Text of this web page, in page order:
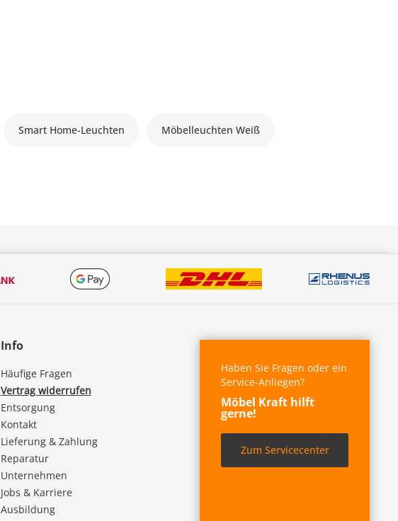
Smart Home-Leuchten Möbelleuchten Weiß
Info
Häufige Fragen
Vertrag widerrufen
Entsorgung
Kontakt
Lieferung & Zahlung
Reparatur
Unternehmen
Jobs & Karriere
Ausbildung
Haben Sie Fragen oder ein
Service-Anliegen?
Möbel Kraft hilft
gerne!
Zum Servicecenter